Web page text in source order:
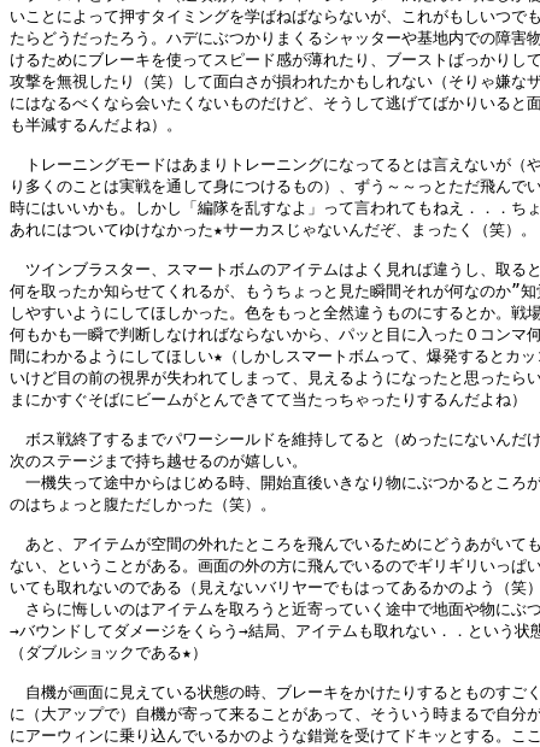
いことによって押すタイミングを学ばねばならないが、これがもしいつで
たらどうだったろう。ハデにぶつかりまくるシャッターや基地内での障害
けるためにブレーキを使ってスピード感が薄れたり、ブーストばっかりし
攻撃を無視したり（笑）して面白さが損われたかもしれない（そりゃ嫌な
にはなるべくなら会いたくないものだけど、そうして逃げてばかりいると
も半減するんだよね）。
トレーニングモードはあまりトレーニングになってるとは言えないが（
り多くのことは実戦を通して身につけるもの）、ずう～～っとただ飛んで
時にはいいかも。しかし「編隊を乱すなよ」って言われてもねえ．．．ち
あれにはついてゆけなかった★サーカスじゃないんだぞ、まったく（笑）。
ツインブラスター、スマートボムのアイテムはよく見れば違うし、取る
何を取ったか知らせてくれるが、もうちょっと見た瞬間それが何なのか”
しやすいようにしてほしかった。色をもっと全然違うものにするとか。戦
何もかも一瞬で判断しなければならないから、パッと目に入った０コンマ
間にわかるようにしてほしい★（しかしスマートボムって、爆発するとカッ
いけど目の前の視界が失われてしまって、見えるようになったと思ったら
まにかすぐそばにビームがとんできてて当たっちゃったりするんだよね）
ボス戦終了するまでパワーシールドを維持してると（めったにないんだ
次のステージまで持ち越せるのが嬉しい。
一機失って途中からはじめる時、開始直後いきなり物にぶつかるところ
のはちょっと腹ただしかった（笑）。
あと、アイテムが空間の外れたところを飛んでいるためにどうあがいて
ない、ということがある。画面の外の方に飛んでいるのでギリギリいっぱ
いても取れないのである（見えないバリヤーでもはってあるかのよう（笑
さらに悔しいのはアイテムを取ろうと近寄っていく途中で地面や物にぶ
→バウンドしてダメージをくらう→結局、アイテムも取れない．．という状
（ダブルショックである★）
自機が画面に見えている状態の時、ブレーキをかけたりするとものすご
に（大アップで）自機が寄って来ることがあって、そういう時まるで自分
にアーウィンに乗り込んでいるかのような錯覚を受けてドキッとする。こ